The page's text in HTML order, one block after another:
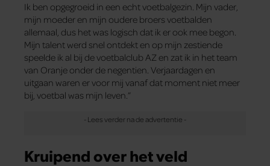
Ik ben opgegroeid in een echt voetbalgezin. Mijn vader,
mijn moeder en mijn oudere broers voetbalden
allemaal, dus het was logisch dat ik er ook mee begon.
Mijn talent werd snel ontdekt en op mijn zestiende
speelde ik al bij de voetbalclub AZ en zat ik in het team
van Oranje onder de negentien. Verjaardagen en
uitgaan waren er voor mij vanaf dat moment niet meer
bij, voetbal was mijn leven.”
Kruipend over het veld